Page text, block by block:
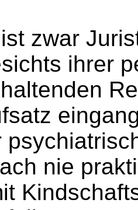
zwar
ihrer
nie